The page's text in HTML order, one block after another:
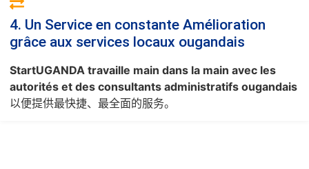
4. Un Service en constante Amélioration
grâce aux services locaux ougandais
StartUGANDA travaille main dans la main avec les
autorités et des consultants administratifs ougandais
以便提供最快捷、最全面的服务。